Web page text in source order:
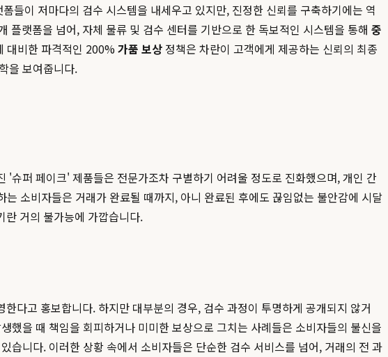
들이 저마다의 검수 시스템을 내세우고 있지만, 진정한 신뢰를 구축하기에는 역
플랫폼을 넘어, 자체 물류 및 검수 센터를 기반으로 한 독보적인 시스템을 통해 중
대비한 파격적인 200%가품 보상 정책은 차란이 고객에게 제공하는 신뢰의 최종
을 보여줍니다.
슈퍼 페이크' 제품들은 전문가조차 구별하기 어려울 정도로 진화했으며, 개인 간
소비자들은 거래가 완료될 때까지, 아니 완료된 후에도 끊임없는 불안감에 시달
란 거의 불가능에 가깝습니다.
다고 홍보합니다. 하지만 대부분의 경우, 검수 과정이 투명하게 공개되지 않거
했을 때 책임을 회피하거나 미미한 보상으로 그치는 사례들은 소비자들의 불신을
니다. 이러한 상황 속에서 소비자들은 단순한 검수 서비스를 넘어, 거래의 전 과